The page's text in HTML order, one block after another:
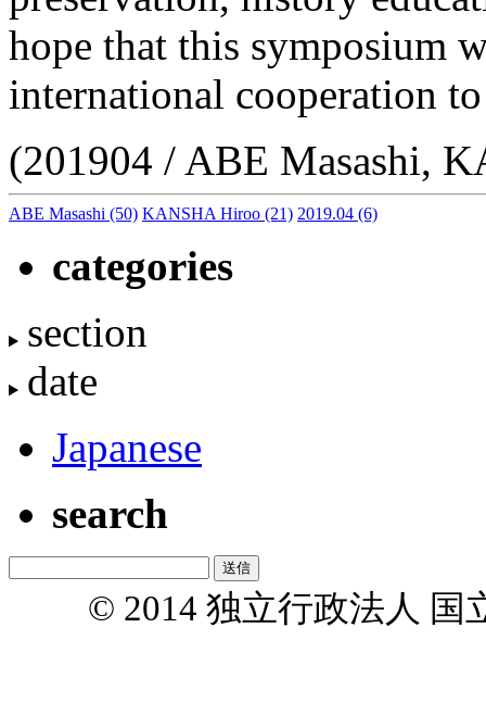
hope that this symposium
international cooperation
(201904 / ABE Masashi,
ABE Masashi (50) KANSHA Hiroo (21) 2019.04 (6)
categories
section
date
Japanese
search
© 2014 独立行政法人 国